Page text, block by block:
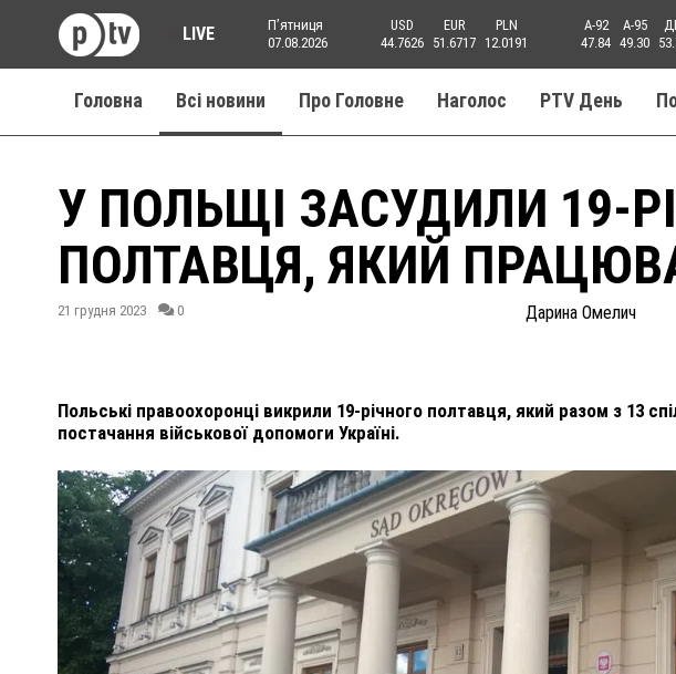
LIVE
Пʼятниця
07.08.2026
USD
44.7626
EUR
51.6717
PLN
12.0191
A-92
47.84
A-95
49.30
Головна Всі новини Про Головне Наголос PTV День
У ПОЛЬЩІ ЗАСУДИЛИ 19-
ПОЛТАВЦЯ, ЯКИЙ
21 грудня 2023 0 Дарина Омелич
Польські правоохоронці викрили 19-річного полтавця, який разом з 13
постачання військової допомоги Україні.